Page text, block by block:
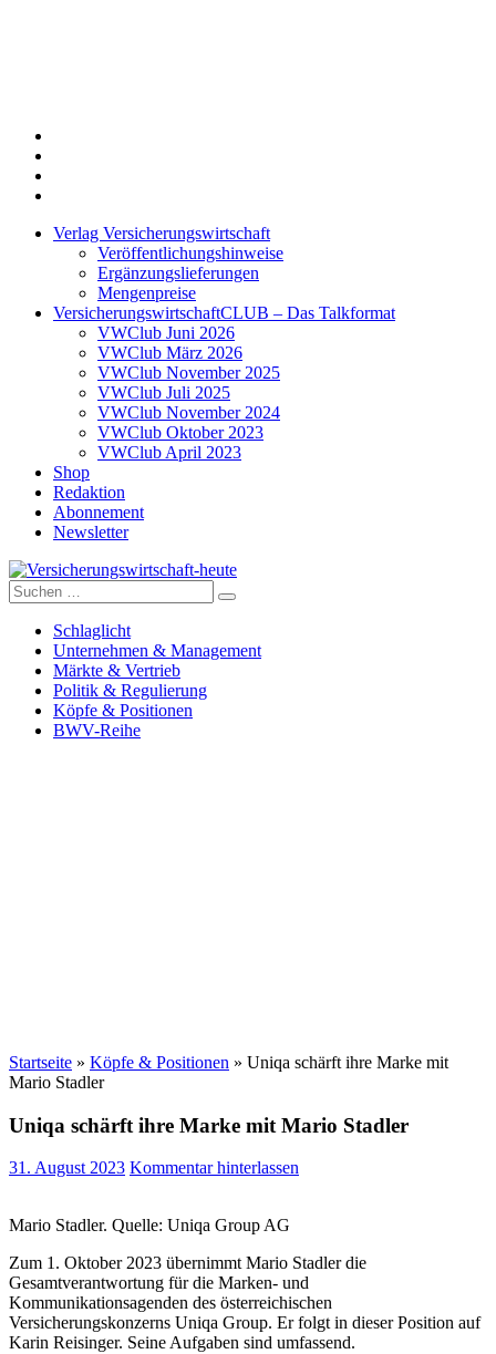
Verlag Versicherungswirtschaft
Veröffentlichungshinweise
Ergänzungslieferungen
Mengenpreise
VersicherungswirtschaftCLUB – Das Talkformat
VWClub Juni 2026
VWClub März 2026
VWClub November 2025
VWClub Juli 2025
VWClub November 2024
VWClub Oktober 2023
VWClub April 2023
Shop
Redaktion
Abonnement
Newsletter
Versicherungswirtschaft-heute
Suche
nach:
Schlaglicht
Unternehmen & Management
Märkte & Vertrieb
Politik & Regulierung
Köpfe & Positionen
BWV-Reihe
Startseite » Köpfe & Positionen » Uniqa schärft ihre Marke mit
Mario Stadler
Uniqa schärft ihre Marke mit Mario Stadler
31. August 2023 Kommentar hinterlassen
Mario Stadler. Quelle: Uniqa Group AG
Zum 1. Oktober 2023 übernimmt Mario Stadler die
Gesamtverantwortung für die Marken- und
Kommunikationsagenden des österreichischen
Versicherungskonzerns Uniqa Group. Er folgt in dieser Position auf
Karin Reisinger. Seine Aufgaben sind umfassend.